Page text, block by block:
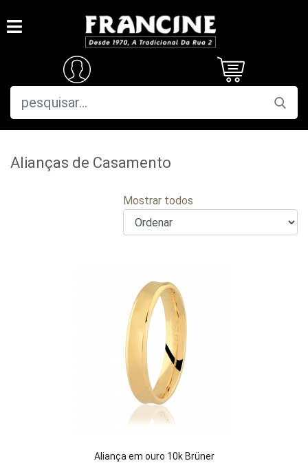
Alianças de Casamento
Mostrar todos
Aliança em ouro 10k Brüner